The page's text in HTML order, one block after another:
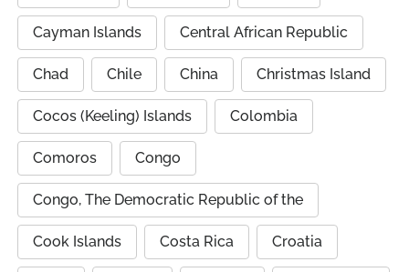
Cayman Islands Central African Republic
Chad Chile China Christmas Island
Cocos (Keeling) Islands Colombia
Comoros Congo
Congo, The Democratic Republic of the
Cook Islands Costa Rica Croatia